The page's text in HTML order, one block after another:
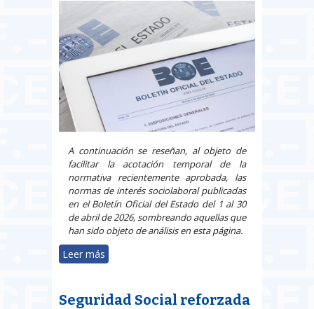
A continuación se reseñan, al objeto de
facilitar la acotación temporal de la
normativa recientemente aprobada, las
normas de interés sociolaboral publicadas
en el Boletín Oficial del Estado del 1 al 30
de abril de 2026, sombreando aquellas que
han sido objeto de análisis en esta página.
Leer más
Seguridad Social reforzada